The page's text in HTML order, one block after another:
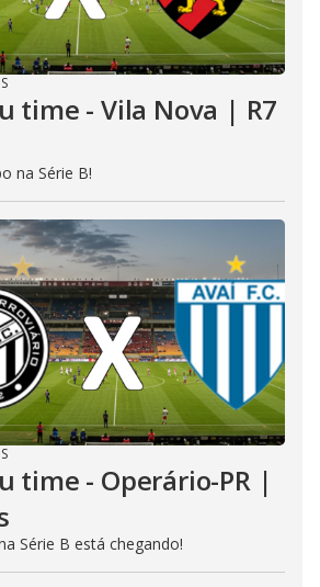
time - Vila Nova | R7
na Série B!
time - Operário-PR |
Série B está chegando!